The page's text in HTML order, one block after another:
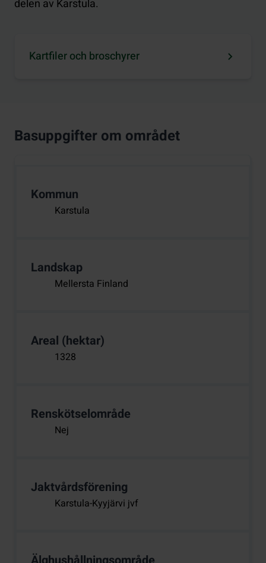
delen av Karstula.
Kartfiler och broschyrer
Basuppgifter om området
Kommun
Karstula
Landskap
Mellersta Finland
Areal (hektar)
1328
Renskötselområde
Nej
Jaktvårdsförening
Karstula-Kyyjärvi jvf